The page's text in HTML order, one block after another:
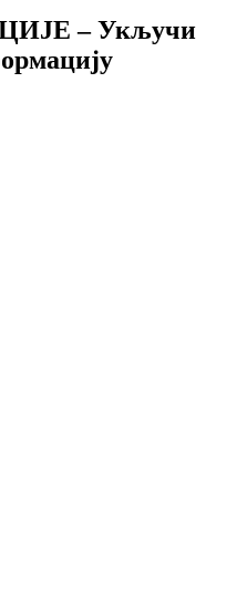
– Укључи